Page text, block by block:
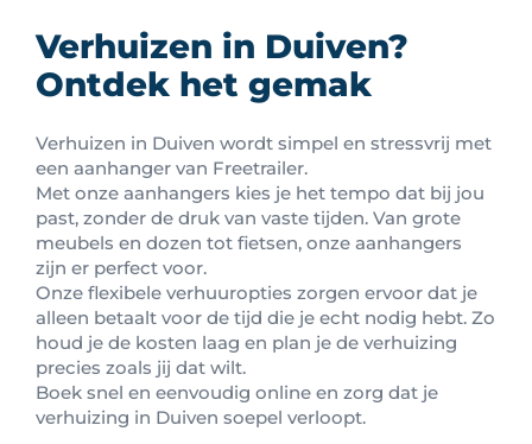
Verhuizen in Duiven?
Ontdek het gemak
Verhuizen in Duiven wordt simpel en stressvrij met
een aanhanger van Freetrailer.
Met onze aanhangers kies je het tempo dat bij jou
past, zonder de druk van vaste tijden. Van grote
meubels en dozen tot fietsen, onze aanhangers
zijn er perfect voor.
Onze flexibele verhuuropties zorgen ervoor dat je
alleen betaalt voor de tijd die je echt nodig hebt. Zo
houd je de kosten laag en plan je de verhuizing
precies zoals jij dat wilt.
Boek snel en eenvoudig online en zorg dat je
verhuizing in Duiven soepel verloopt.